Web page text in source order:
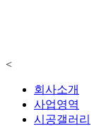
<
회사소개
사업영역
시공갤러리